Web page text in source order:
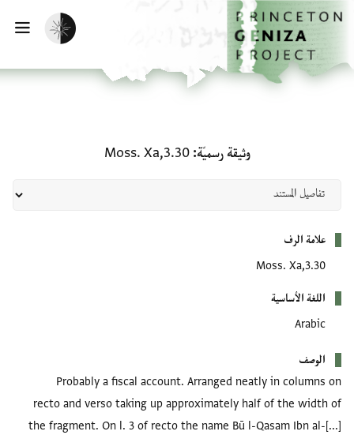
تخطي إلى المحتوى الرئيسي
الصفحة الرئيسية
تفعيل الوضع المظلم
وثيقة رسميّة Moss. Xa,3.30
علامة الرف
Moss. Xa,3.30
اللغة الأساسية
Arabic
الوصف
Probably a fiscal account. Arranged neatly in columns on
recto and verso taking up approximately half of the width of
the fragment. On l. 3 of recto the name Bū l-Qasam Ibn al-[...]